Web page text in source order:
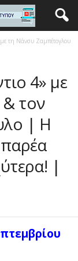
τη Νάνσυ Ζαμπέτογλου
4» με
τον
| Η
|